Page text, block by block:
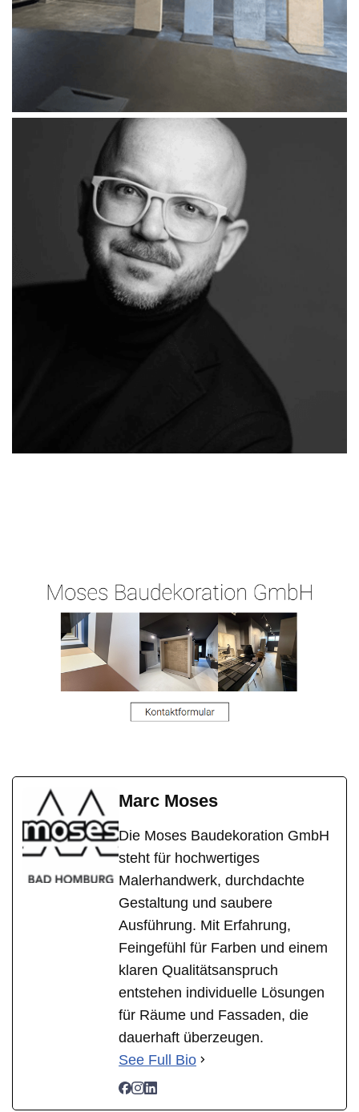
Marc Moses
Die Moses Baudekoration GmbH
steht für hochwertiges
Malerhandwerk, durchdachte
Gestaltung und saubere
Ausführung. Mit Erfahrung,
Feingefühl für Farben und einem
klaren Qualitätsanspruch
entstehen individuelle Lösungen
für Räume und Fassaden, die
dauerhaft überzeugen.
See Full Bio